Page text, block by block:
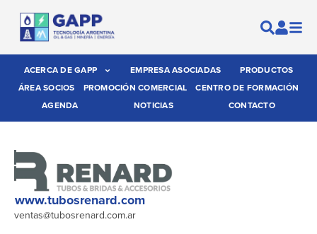
ACERCA DE GAPP EMPRESA ASOCIADAS
PRODUCTOS
ÁREA SOCIOS
PROMOCIÓN COMERCIAL
CENTRO DE FORMACIÓN
AGENDA
NOTICIAS CONTACTO
www.tubosrenard.com
ventas@tubosrenard.com.ar